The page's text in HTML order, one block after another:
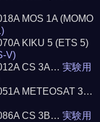
MOS 1A (MOMO
KIKU 5 (ETS 5)
V)
CS 3A…実験用
METEOSAT 3…
CS 3B…実験用